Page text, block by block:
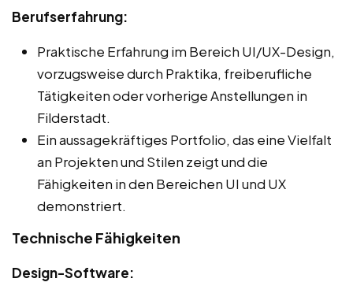
Berufserfahrung:
Praktische Erfahrung im Bereich UI/UX-Design,
vorzugsweise durch Praktika, freiberufliche
Tätigkeiten oder vorherige Anstellungen in
Filderstadt.
Ein aussagekräftiges Portfolio, das eine Vielfalt
an Projekten und Stilen zeigt und die
Fähigkeiten in den Bereichen UI und UX
demonstriert.
Technische Fähigkeiten
Design-Software: